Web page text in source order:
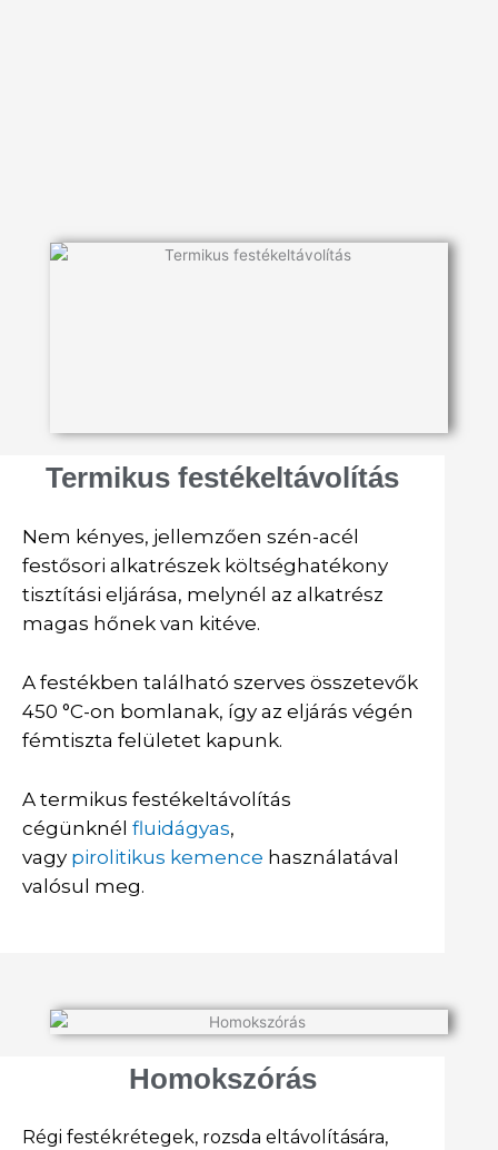
Termikus festékeltávolítás
Nem kényes, jellemzően szén-acél
festősori alkatrészek költséghatékony
tisztítási eljárása, melynél az alkatrész
magas hőnek van kitéve.
A festékben található szerves összetevők
450 °C-on bomlanak, így az eljárás végén
fémtiszta felületet kapunk.
A termikus festékeltávolítás
cégünknél fluidágyas,
vagy pirolitikus kemence használatával
valósul meg.
Homokszórás
Régi festékrétegek, rozsda eltávolítására,